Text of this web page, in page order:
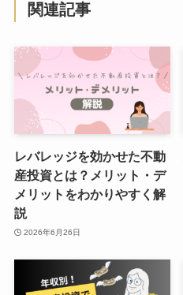
関連記事
レバレッジを効かせた不動
産投資とは？メリット・デ
メリットをわかりやすく解
説
2026年6月26日